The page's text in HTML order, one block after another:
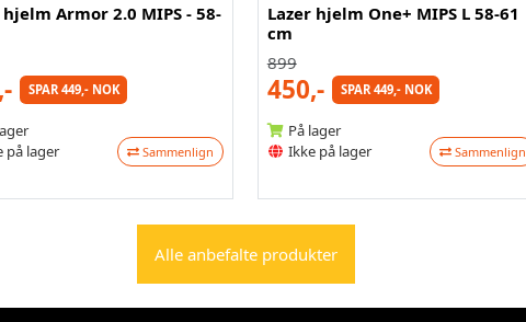
hjelm Armor 2.0 MIPS - 58-
SPAR 449,- NOK
på lager
Sammenlign
Lazer hjelm One+ MIPS L 58-61
cm
899
450,- SPAR 449,- NOK
På lager
Ikke på lager
Sammenlign
Alle anbefalte produkter